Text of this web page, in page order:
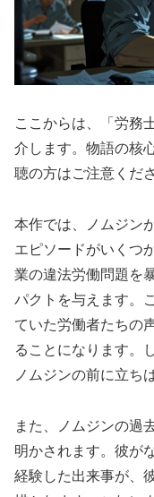
ここからは、「労務
介します。物語の核
聴の方はご注意くだ
本作では、ノムジン
エピソードがいくつ
業の違法労働問題を
パクトを与えます。
ていた労働者たちの
ることになります。
ノムジンの前に立ち
また、ノムジンの過
明かされます。彼が
経験した出来事が、